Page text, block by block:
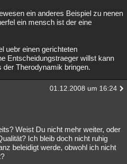
ein anderes Beispiel zu nenen
ein mensch ist der eine
uebr einen gerichteten
Entscheidungstraeger willst kann
der Therodynamik bringen.
01.12.2008 um 16:24
Weist Du nicht mehr weiter, oder
Ich bleib doch nicht ruhig
beleidigt werde, obwohl ich nicht